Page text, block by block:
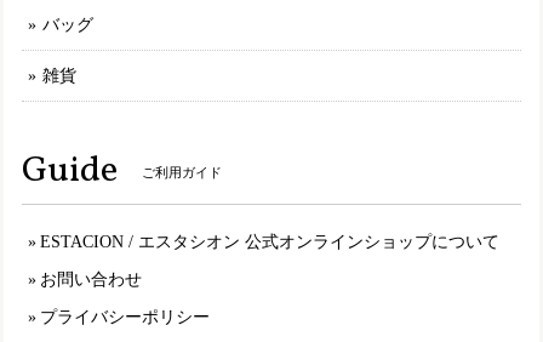
いつもエスタシオンはMサイズを購入するので同じ23〜23.5
表記の福袋を購入しましたが 今の物とは靴型が違うものな
悪な買い物してしまって残念です。
バッグ
雑貨
Guide ご利用ガイド
ESTACION / エスタシオン 公式オンラインショップについて
お問い合わせ
プライバシーポリシー